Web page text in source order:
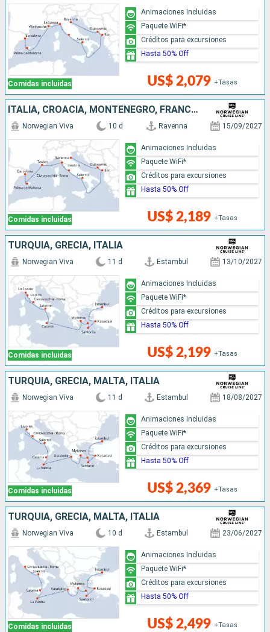
Comidas incluidas US$ 2,079 +Tasas
Animaciones Incluidas
Paquete WiFi*
Créditos para excursiones
Hasta 50% Off
ITALIA, CROACIA, MONTENEGRO, FRANCIA, ESPAÑA
Comidas incluidas
Norwegian Viva 10 d Ravenna 15/09/2027
US$ 2,189 +Tasas
Animaciones Incluidas
Paquete WiFi*
Créditos para excursiones
Hasta 50% Off
TURQUÍA, GRECIA, ITALIA
Comidas incluidas
Norwegian Viva 11 d Estambul 13/10/2027
US$ 2,199 +Tasas
Animaciones Incluidas
Paquete WiFi*
Créditos para excursiones
Hasta 50% Off
TURQUÍA, GRECIA, MALTA, ITALIA
Comidas incluidas
Norwegian Viva 11 d Estambul 18/08/2027
US$ 2,369 +Tasas
Animaciones Incluidas
Paquete WiFi*
Créditos para excursiones
Hasta 50% Off
TURQUÍA, GRECIA, MALTA, ITALIA
Comidas incluidas
Norwegian Viva 10 d Estambul 23/06/2027
US$ 2,499 +Tasas
Animaciones Incluidas
Paquete WiFi*
Créditos para excursiones
Hasta 50% Off